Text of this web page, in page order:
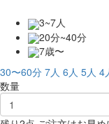
3~7人
20分~40分
7歳〜
30〜60分 7人 6人 5人 4
数量